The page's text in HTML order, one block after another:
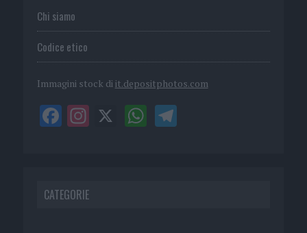
Chi siamo
Codice etico
Immagini stock di it.depositphotos.com
CATEGORIE